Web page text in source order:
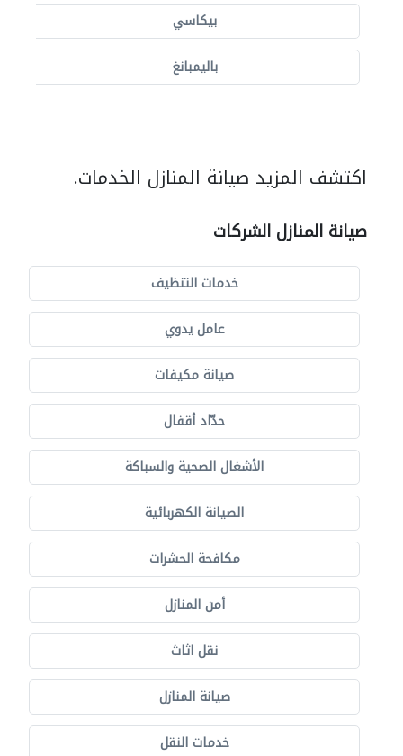
بيكاسي
باليمبانغ
اكتشف المزيد صيانة المنازل الخدمات.
صيانة المنازل الشركات
خدمات التنظيف
عامل يدوي
صيانة مكيفات
حدّاد أقفال
الأشغال الصحية والسباكة
الصيانة الكهربائية
مكافحة الحشرات
أمن المنازل
نقل اثاث
صيانة المنازل
خدمات النقل